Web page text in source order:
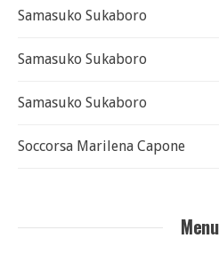
Samasuko Sukaboro
Samasuko Sukaboro
Samasuko Sukaboro
Soccorsa Marilena Capone
Menu